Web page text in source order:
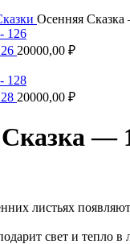
Осенняя
20000,00 ₽
20000,00 ₽
—
листьях
свет и тепло в